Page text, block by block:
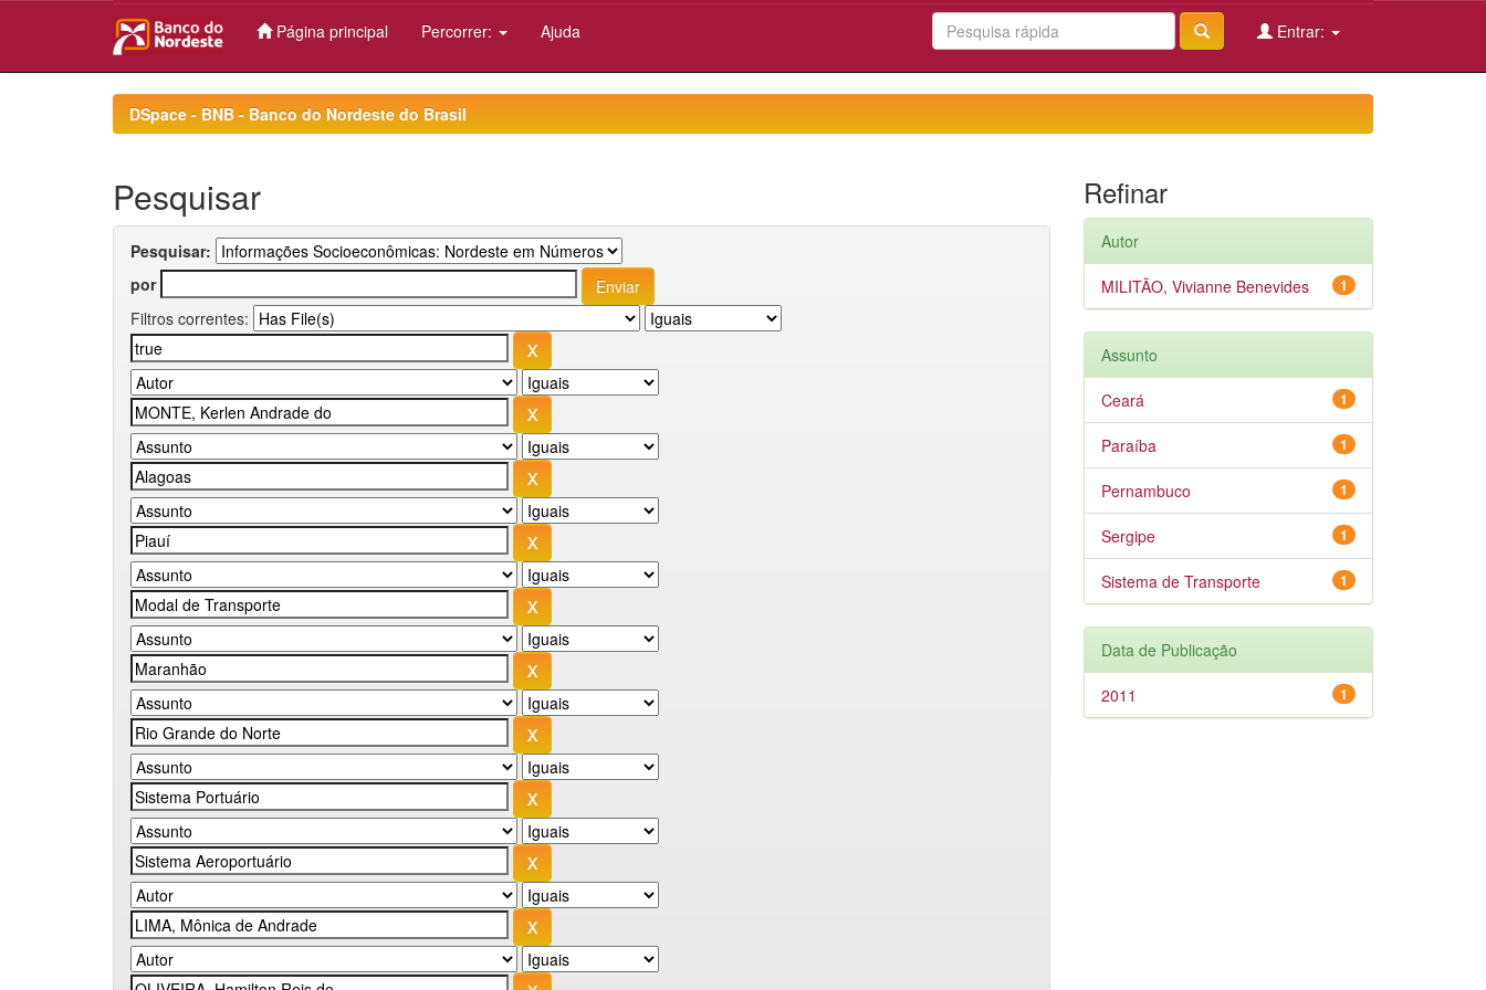
Página principal Percorrer: Ajuda Entrar:
DSpace - BNB - Banco do Nordeste do Brasil
Pesquisar
Pesquisar:
por
Filtros correntes:
Refinar
Autor
1
MILITÃO, Vivianne Benevides
Assunto
1
Ceará
1
Paraíba
1
Pernambuco
1
Sergipe
1
Sistema de Transporte
Data de Publicação
1
2011